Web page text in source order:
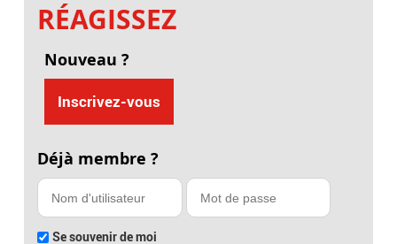
RÉAGISSEZ
Nouveau ?
Inscrivez-vous
Déjà membre ?
Se souvenir de moi